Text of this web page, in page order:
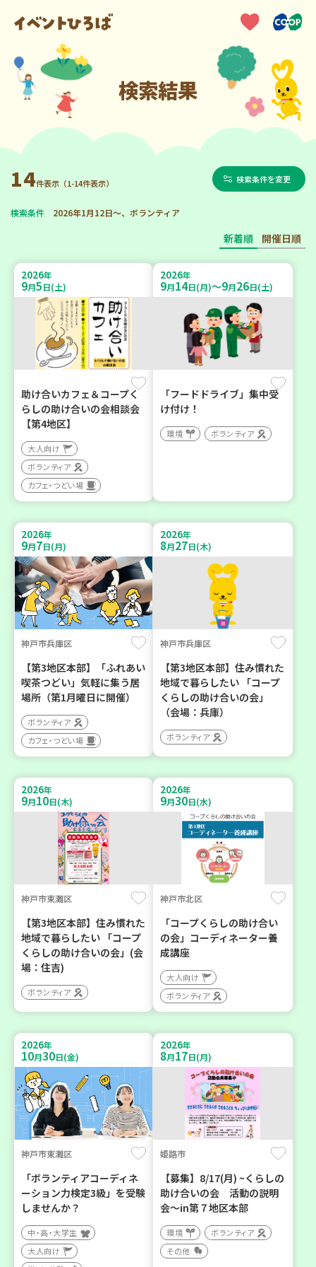
検索結果
14件表示（1-14件表示） 検索条件を変更
検索条件 2026年1月12日～、ボランティア
新着順 開催日順
2026年
9月5日(土)
助け合いカフェ＆コープく
らしの助け合いの会相談会
【第4地区】
大人向け
ボランティア
カフェ・つどい場
2026年
9月14日(月)～9月26日(土)
「フードドライブ」集中受
け付け！
環境 ボランティア
2026年
9月7日(月)
神戸市兵庫区
【第3地区本部】「ふれあい
喫茶つどい」気軽に集う居
場所（第1月曜日に開催）
ボランティア
カフェ・つどい場
2026年
8月27日(木)
神戸市兵庫区
【第3地区本部】住み慣れた
地域で暮らしたい 「コープ
くらしの助け合いの会」
（会場：兵庫）
ボランティア
2026年
9月10日(木)
神戸市東灘区
【第3地区本部】住み慣れた
地域で暮らしたい 「コープ
くらしの助け合いの会」(会
場：住吉)
ボランティア
2026年
9月30日(水)
神戸市北区
「コープくらしの助け合い
の会」コーディネーター養
成講座
大人向け
ボランティア
2026年
10月30日(金)
神戸市東灘区
「ボランティアコーディネ
ーション力検定3級」を受験
しませんか？
中・高・大学生
大人向け
2026年
8月17日(月)
姫路市
【募集】8/17(月) ~くらしの
助け合いの会 活動の説明
会～in第７地区本部
環境
ボランティア
その他